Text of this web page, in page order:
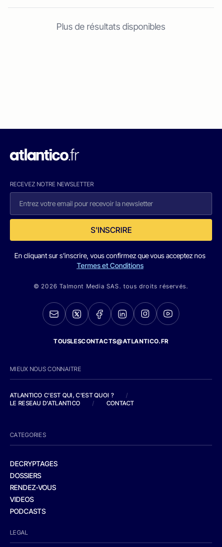
Plus de résultats disponibles
RECEVEZ NOTRE NEWSLETTER
S'INSCRIRE
En cliquant sur s'inscrire, vous confirmez que vous acceptez nos
Termes et Conditions
© 2026 Talmont Media SAS. tous droits réservés.
TOUSLESCONTACTS@ATLANTICO.FR
MIEUX NOUS CONNAITRE
ATLANTICO C'EST QUI, C'EST QUOI ?
/
LE RESEAU D'ATLANTICO
/ CONTACT
CATEGORIES
DECRYPTAGES
DOSSIERS
RENDEZ-VOUS
VIDEOS
PODCASTS
LEGAL